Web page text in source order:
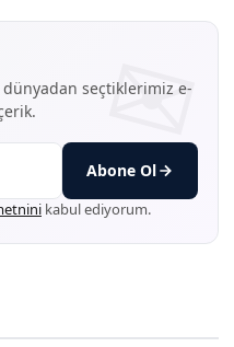
seçtiklerimiz e-
Abone Ol
kabul ediyorum.